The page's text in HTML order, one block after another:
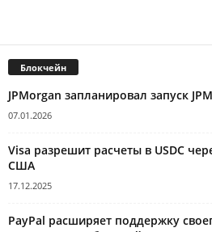
Блокчейн
JPMorgan запланировал запуск
07.01.2026
Visa разрешит расчеты в USDC
США
17.12.2025
PayPal расширяет поддержку